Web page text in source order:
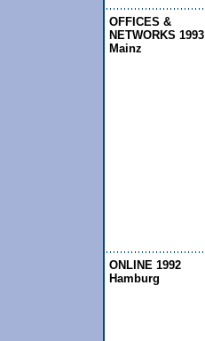
OFFICES &
NETWORKS 1993
Mainz
ONLINE 1992
Hamburg